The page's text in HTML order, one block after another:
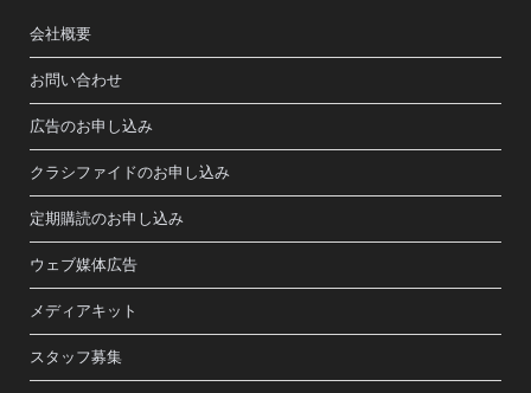
会社概要
お問い合わせ
広告のお申し込み
クラシファイドのお申し込み
定期購読のお申し込み
ウェブ媒体広告
メディアキット
スタッフ募集